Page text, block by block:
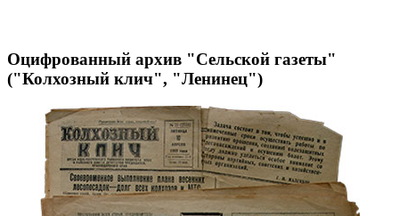
Оцифрованный архив "Сельской газеты"
("Колхозный клич", "Ленинец")